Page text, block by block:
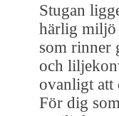
Stugan
härlig miljö
som rinner
och
ovanligt att
För dig